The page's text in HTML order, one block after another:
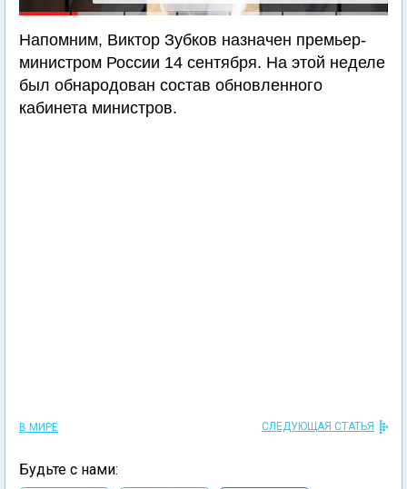
Напомним, Виктор Зубков назначен премьер-
министром России 14 сентября. На этой неделе
был обнародован состав обновленного
кабинета министров.
В МИРЕ СЛЕДУЮЩАЯ СТАТЬЯ
Будьте с нами: